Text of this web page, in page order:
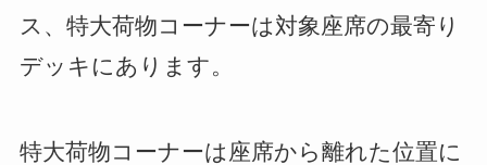
ス、特大荷物コーナーは対象座席の最寄り
デッキにあります。
特大荷物コーナーは座席から離れた位置に